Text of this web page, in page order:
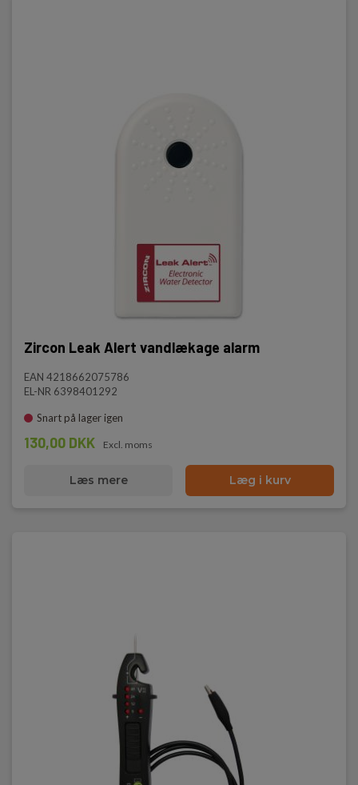
Zircon Leak Alert vandlækage alarm
EAN 4218662075786
EL-NR 6398401292
Snart på lager igen
130,00 DKK Excl. moms
Læs mere Læg i kurv